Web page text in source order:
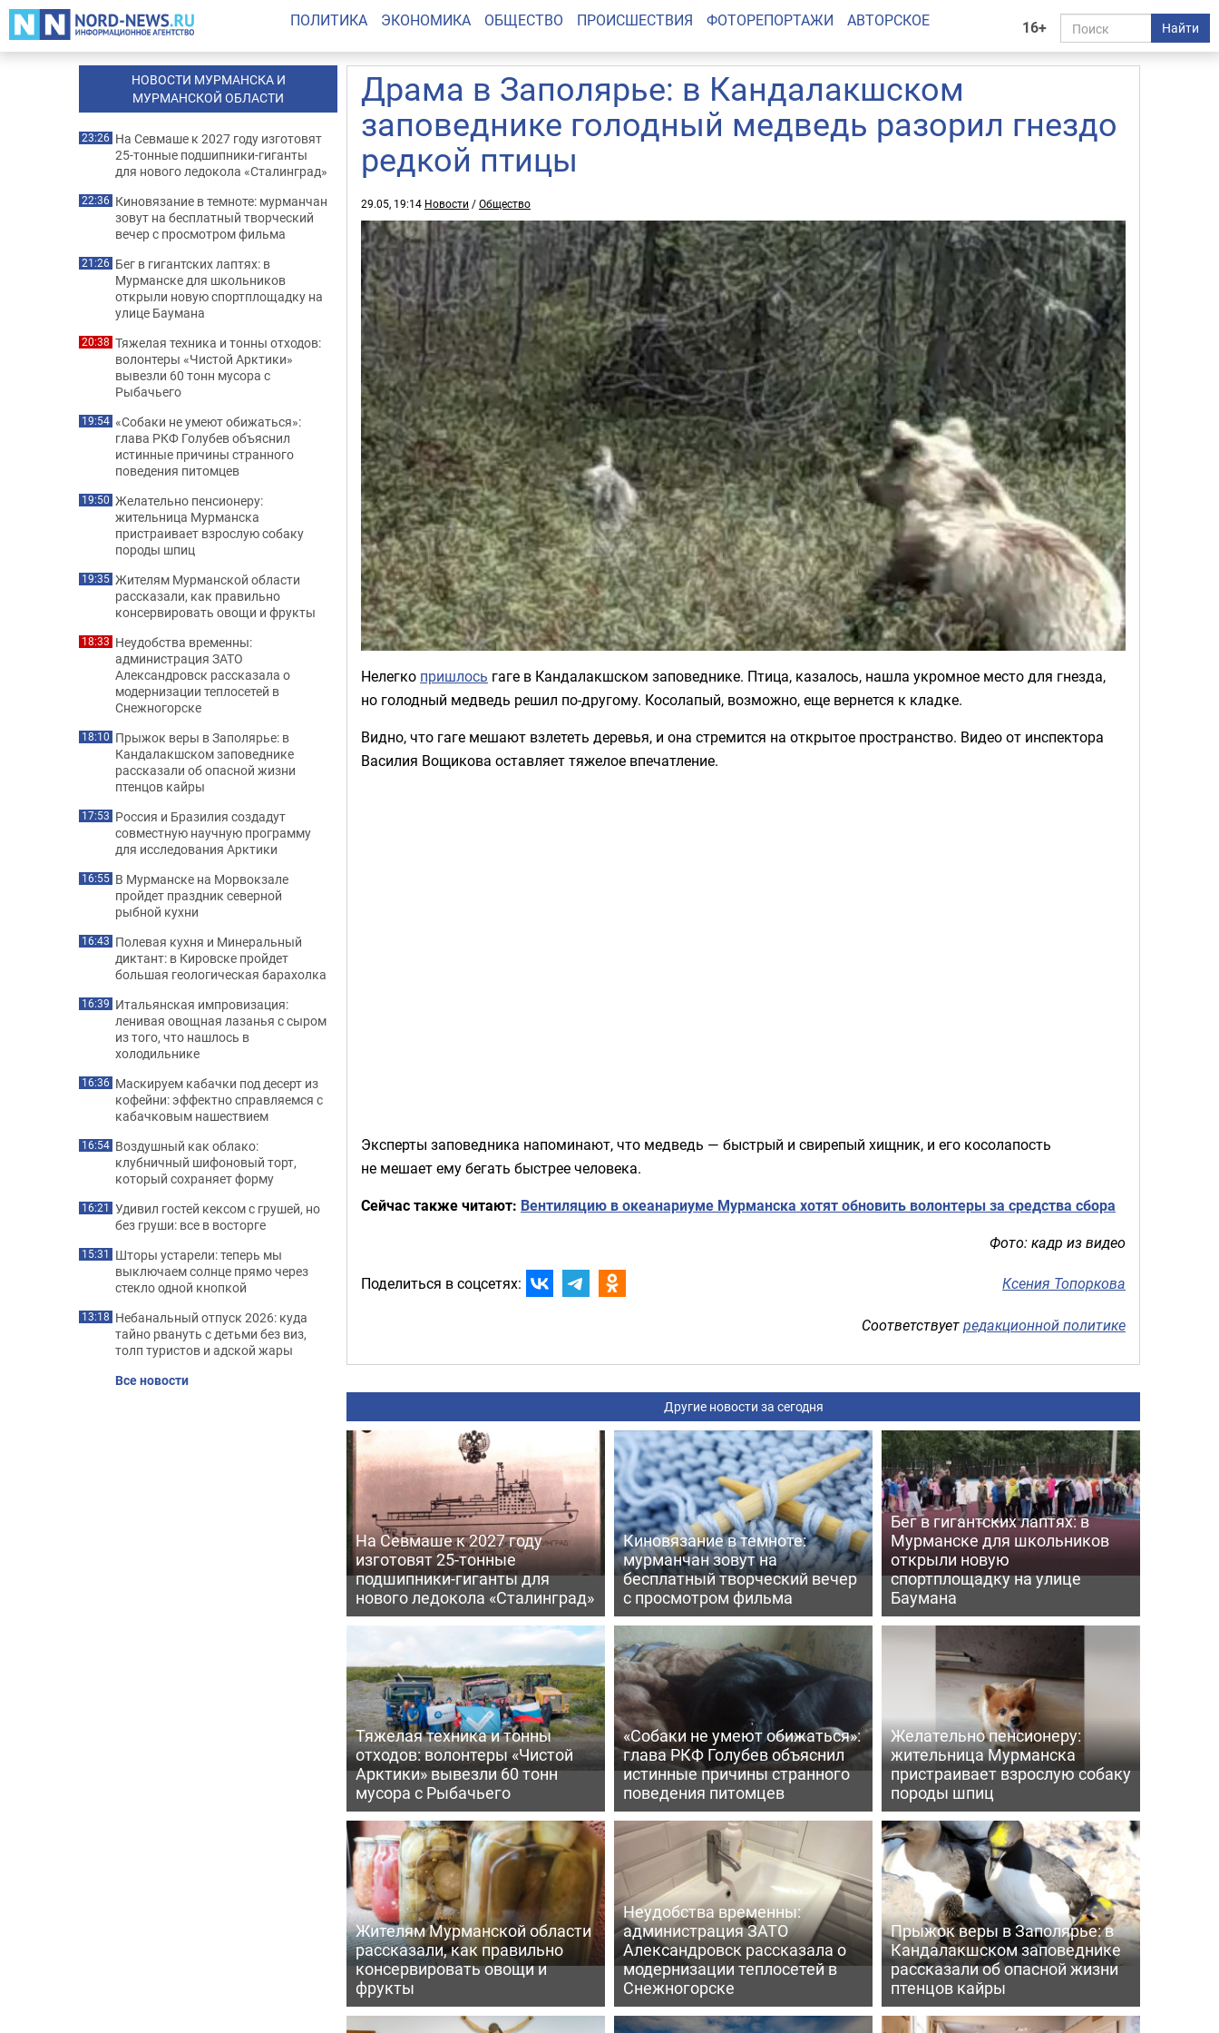
16+ Найти
ПОЛИТИКА ЭКОНОМИКА ОБЩЕСТВО ПРОИСШЕСТВИЯ ФОТОРЕПОРТАЖИ АВТОРСКОЕ
Драма в Заполярье: в Кандалакшском
заповеднике голодный медведь разорил гнездо
редкой птицы
29.05, 19:14 Новости /Общество
Нелегко пришлось гаге в Кандалакшском заповеднике. Птица, казалось, нашла укромное место для гнезда,
но голодный медведь решил по-другому. Косолапый, возможно, еще вернется к кладке.
Видно, что гаге мешают взлететь деревья, и она стремится на открытое пространство. Видео от инспектора
Василия Вощикова оставляет тяжелое впечатление.
Эксперты заповедника напоминают, что медведь — быстрый и свирепый хищник, и его косолапость
не мешает ему бегать быстрее человека.
Сейчас также читают: Вентиляцию в океанариуме Мурманска хотят обновить волонтеры за средства сбора
Фото: кадр из видео
Поделиться в соцсетях: Ксения Топоркова
Соответствуетредакционной политике
Другие новости за сегодня
На Севмаше к 2027 году
изготовят 25-тонные
подшипники-гиганты для
нового ледокола «Сталинград»
Киновязание в темноте:
мурманчан зовут на
бесплатный творческий вечер
с просмотром фильма
Бег в гигантских лаптях: в
Мурманске для школьников
открыли новую
спортплощадку на улице
Баумана
Тяжелая техника и тонны
отходов: волонтеры «Чистой
Арктики» вывезли 60 тонн
мусора с Рыбачьего
«Собаки не умеют обижаться»:
глава РКФ Голубев объяснил
истинные причины странного
поведения питомцев
Желательно пенсионеру:
жительница Мурманска
пристраивает взрослую собаку
породы шпиц
Жителям Мурманской области
рассказали, как правильно
консервировать овощи и
фрукты
Неудобства временны:
администрация ЗАТО
Александровск рассказала о
модернизации теплосетей в
Снежногорске
Прыжок веры в Заполярье: в
Кандалакшском заповеднике
рассказали об опасной жизни
птенцов кайры
НОВОСТИ МУРМАНСКА И
МУРМАНСКОЙ ОБЛАСТИ
23:26 На Севмаше к 2027 году изготовят
25-тонные подшипники-гиганты
для нового ледокола «Сталинград»
22:36 Киновязание в темноте: мурманчан
зовут на бесплатный творческий
вечер с просмотром фильма
21:26 Бег в гигантских лаптях: в
Мурманске для школьников
открыли новую спортплощадку на
улице Баумана
20:38 Тяжелая техника и тонны отходов:
волонтеры «Чистой Арктики»
вывезли 60 тонн мусора с
Рыбачьего
19:54 «Собаки не умеют обижаться»:
глава РКФ Голубев объяснил
истинные причины странного
поведения питомцев
19:50 Желательно пенсионеру:
жительница Мурманска
пристраивает взрослую собаку
породы шпиц
19:35 Жителям Мурманской области
рассказали, как правильно
консервировать овощи и фрукты
18:33 Неудобства временны:
администрация ЗАТО
Александровск рассказала о
модернизации теплосетей в
Снежногорске
18:10 Прыжок веры в Заполярье: в
Кандалакшском заповеднике
рассказали об опасной жизни
птенцов кайры
17:53 Россия и Бразилия создадут
совместную научную программу
для исследования Арктики
16:55 В Мурманске на Морвокзале
пройдет праздник северной
рыбной кухни
16:43 Полевая кухня и Минеральный
диктант: в Кировске пройдет
большая геологическая барахолка
16:39 Итальянская импровизация:
ленивая овощная лазанья с сыром
из того, что нашлось в
холодильнике
16:36 Маскируем кабачки под десерт из
кофейни: эффектно справляемся с
кабачковым нашествием
16:54 Воздушный как облако:
клубничный шифоновый торт,
который сохраняет форму
16:21 Удивил гостей кексом с грушей, но
без груши: все в восторге
15:31 Шторы устарели: теперь мы
выключаем солнце прямо через
стекло одной кнопкой
13:18 Небанальный отпуск 2026: куда
тайно рвануть с детьми без виз,
толп туристов и адской жары
Все новости